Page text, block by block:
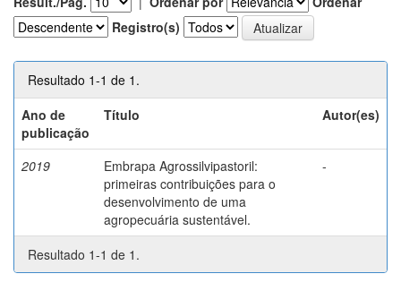
Registro(s)
Resultado 1-1 de 1.
Ano de
publicação
Título Autor(es)
2019
Embrapa Agrossilvipastoril:
primeiras contribuições para o
desenvolvimento de uma
agropecuária sustentável.
-
Resultado 1-1 de 1.